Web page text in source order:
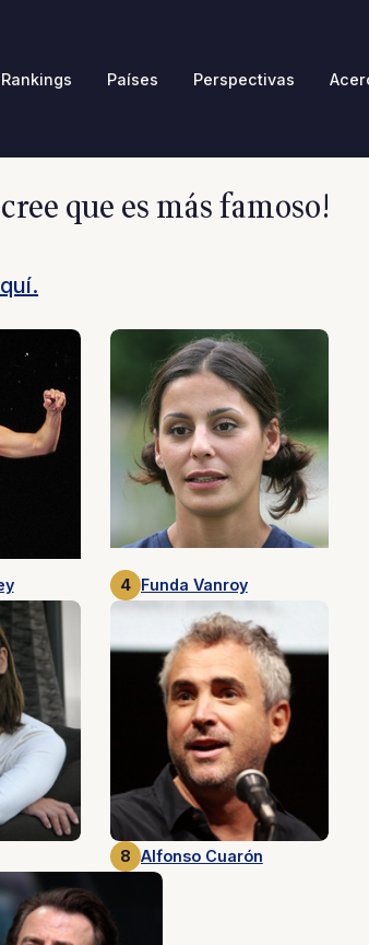
Rankings Países Perspectivas
que es más famoso!
4 Funda Vanroy
8 Alfonso Cuarón